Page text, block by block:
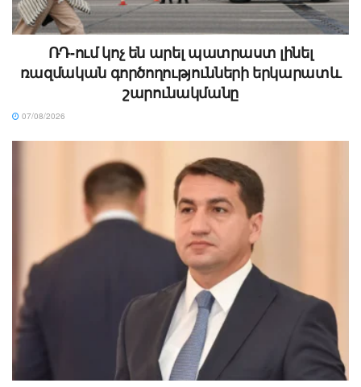
ՌԴ-ում կոչ են արել պատրաստ լինել
ռազմական գործողությունների երկարատև
շարունակմանը
07/08/2026